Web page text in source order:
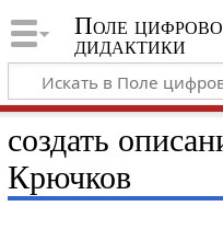
Поле
дидактики
создать
Крючков